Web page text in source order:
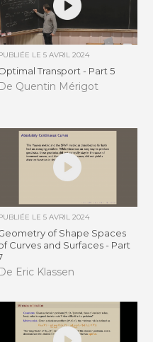
LE 5 AVRIL 2024
Transport - Part 5
De Quentin Mérigot
LE 5 AVRIL 2024
of Shape Spaces
Curves and Surfaces - Part
De Eric Klassen